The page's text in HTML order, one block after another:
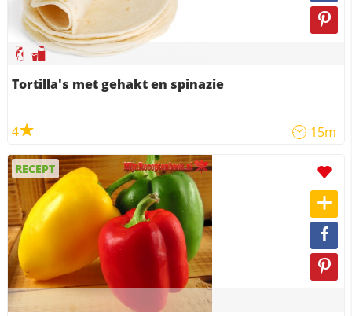
Tortilla's met gehakt en spinazie
4 15m
RECEPT